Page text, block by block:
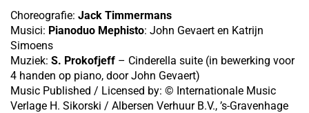
Choreografie: Jack Timmermans
Musici: Pianoduo Mephisto: John Gevaert en Katrijn
Simoens
Muziek: S. Prokofjeff – Cinderella suite (in bewerking voor
4 handen op piano, door John Gevaert)
Music Published / Licensed by: © Internationale Music
Verlage H. Sikorski / Albersen Verhuur B.V., ’s-Gravenhage